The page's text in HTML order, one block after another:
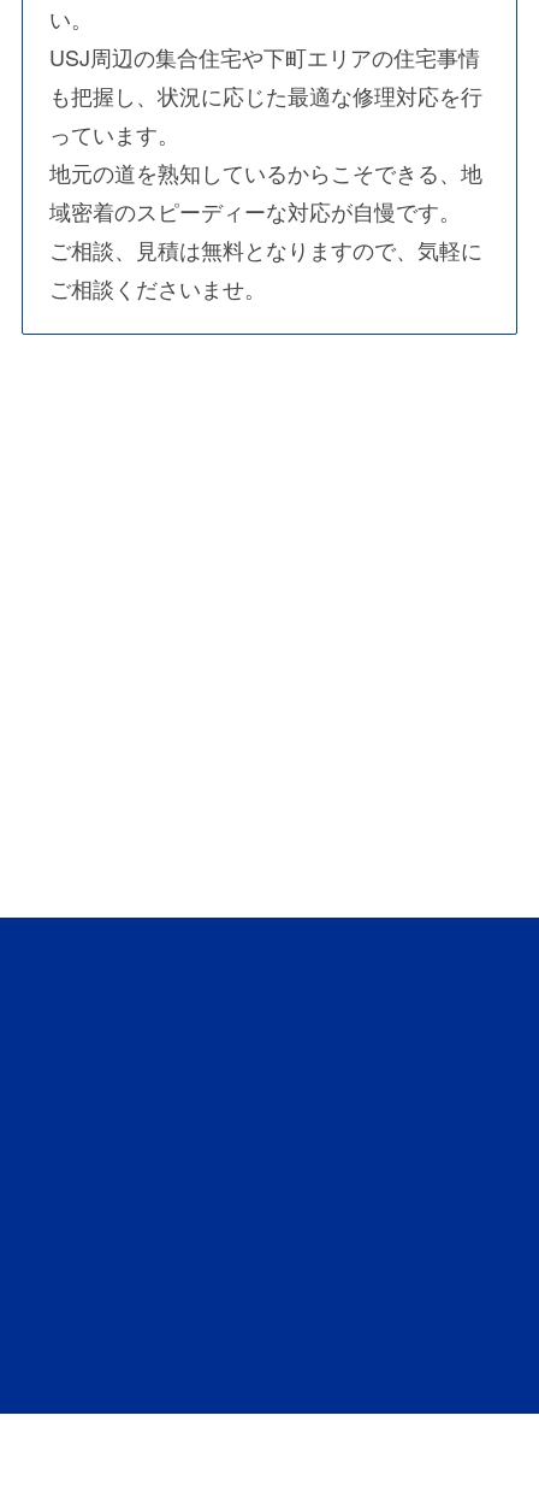
い。
USJ周辺の集合住宅や下町エリアの住宅事情
も把握し、状況に応じた最適な修理対応を行
っています。
地元の道を熟知しているからこそできる、地
域密着のスピーディーな対応が自慢です。
ご相談、見積は無料となりますので、気軽に
ご相談くださいませ。